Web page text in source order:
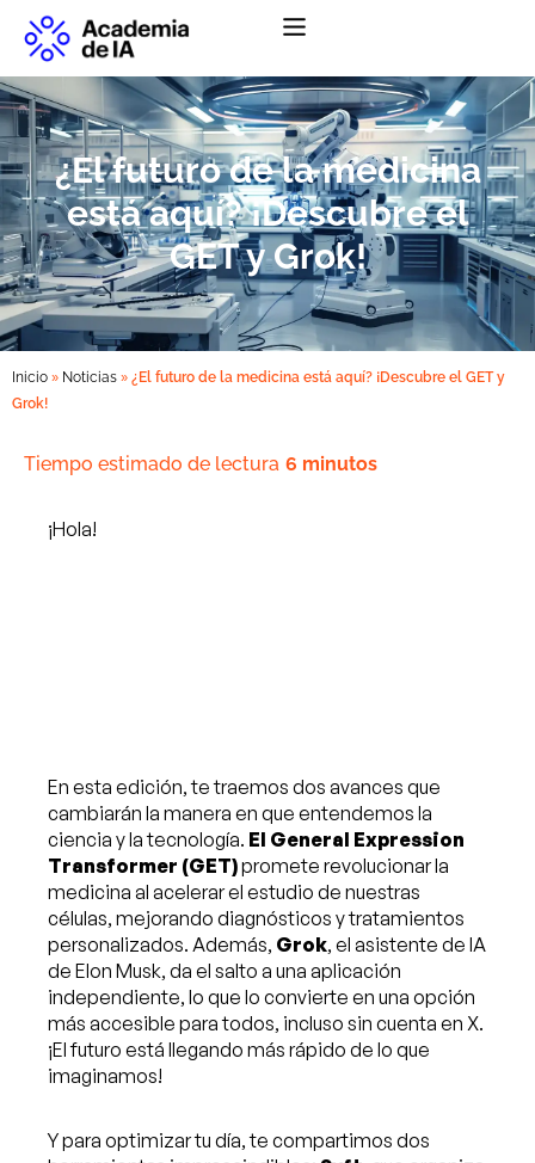
¿El futuro de la medicina
está aquí? ¡Descubre el
GET y Grok!
Inicio » Noticias » ¿El futuro de la medicina está aquí? ¡Descubre el GET y
Grok!
Tiempo estimado de lectura 6 minutos
¡Hola!
En esta edición, te traemos dos avances que
cambiarán la manera en que entendemos la
ciencia y la tecnología. El General Expression
Transformer (GET)promete revolucionar la
medicina al acelerar el estudio de nuestras
células, mejorando diagnósticos y tratamientos
personalizados. Además, Grok, el asistente de IA
de Elon Musk, da el salto a una aplicación
independiente, lo que lo convierte en una opción
más accesible para todos, incluso sin cuenta en X.
¡El futuro está llegando más rápido de lo que
imaginamos!
Y para optimizar tu día, te compartimos dos